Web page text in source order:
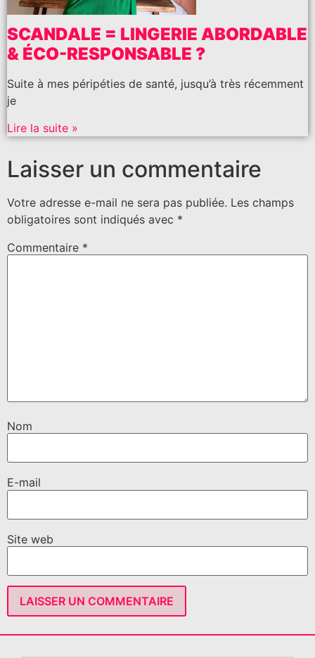
SCANDALE = LINGERIE ABORDABLE
& ÉCO-RESPONSABLE ?
Suite à mes péripéties de santé, jusqu’à très récemment
je
Lire la suite »
Laisser un commentaire
Votre adresse e-mail ne sera pas publiée. Les champs
obligatoires sont indiqués avec *
Commentaire *
Nom
E-mail
Site web